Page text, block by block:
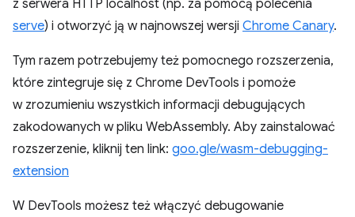
z serwera HTTP localhost (np. za pomocą polecenia
serve) i otworzyć ją w najnowszej wersji Chrome Canary.
Tym razem potrzebujemy też pomocnego rozszerzenia,
które zintegruje się z Chrome DevTools i pomoże
w zrozumieniu wszystkich informacji debugujących
zakodowanych w pliku WebAssembly. Aby zainstalować
rozszerzenie, kliknij ten link: goo.gle/wasm-debugging-
extension
W DevTools możesz też włączyć debugowanie